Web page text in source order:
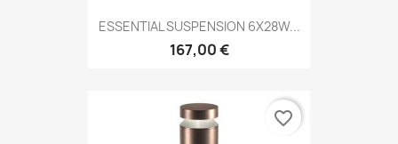
ESSENTIAL SUSPENSION 6X28W...
167,00 €
favorite_border